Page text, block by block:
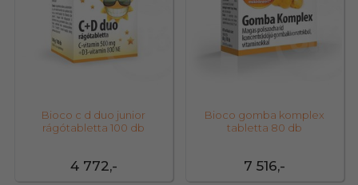
4 772,-
Bioco c d duo junior
rágótabletta 100 db
7 516,-
Bioco gomba komplex
tabletta 80 db